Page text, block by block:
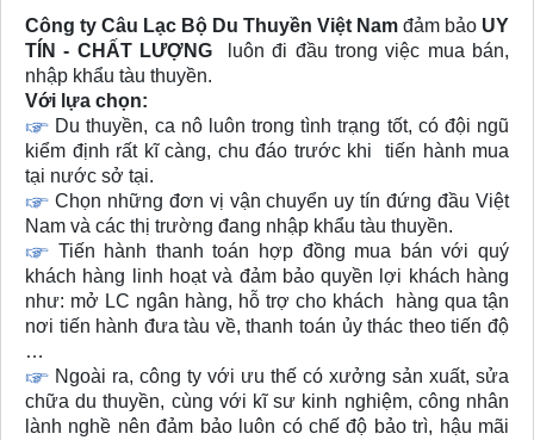
Công ty Câu Lạc Bộ Du Thuyền Việt Nam đảm bảo UY
TÍN - CHẤT LƯỢNG luôn đi đầu trong việc mua bán,
nhập khẩu tàu thuyền.
Với lựa chọn:
Du thuyền, ca nô luôn trong tình trạng tốt, có đội ngũ
kiểm định rất kĩ càng, chu đáo trước khi tiến hành mua
tại nước sở tại.
Chọn những đơn vị vận chuyển uy tín đứng đầu Việt
Nam và các thị trường đang nhập khẩu tàu thuyền.
Tiến hành thanh toán hợp đồng mua bán với quý
khách hàng linh hoạt và đảm bảo quyền lợi khách hàng
như: mở LC ngân hàng, hỗ trợ cho khách hàng qua tận
nơi tiến hành đưa tàu về, thanh toán ủy thác theo tiến độ
…
Ngoài ra, công ty với ưu thế có xưởng sản xuất, sửa
chữa du thuyền, cùng với kĩ sư kinh nghiệm, công nhân
lành nghề nên đảm bảo luôn có chế độ bảo trì, hậu mãi